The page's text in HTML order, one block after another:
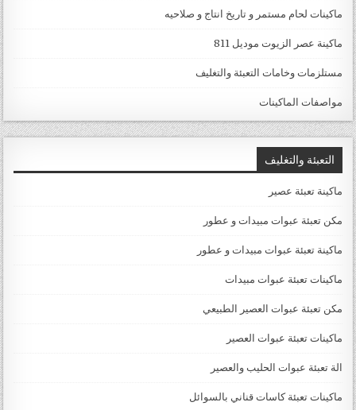
ماكينات لحام مستمر و تاريخ انتاج و صلاحيه
ماكينة عصر الزيوت موديل 811
مستلزمات وخامات التعبئة والتغليف
مواصفات الماكينات
التعبئة والتغليف
ماكينة تعبئة عصير
مكن تعبئة عبوات مبيدات و عطور
ماكينة تعبئة عبوات مبيدات و عطور
ماكينات تعبئة عبوات مبيدات
مكن تعبئة عبوات العصير الطبيعي
ماكينات تعبئة عبوات العصير
الة تعبئة عبوات الحليب والعصير
ماكينات تعبئة كاسات قناني بالسوائل